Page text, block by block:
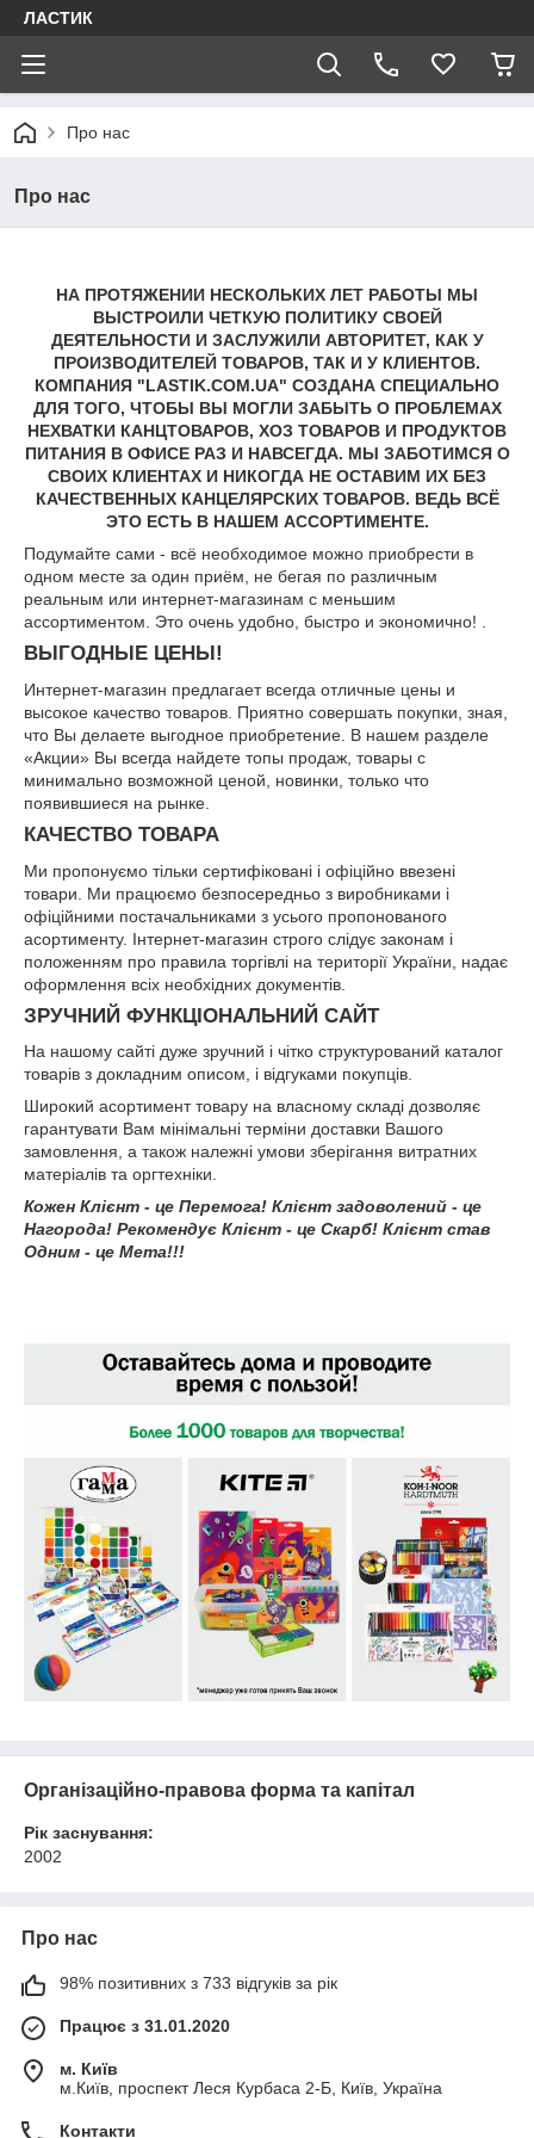
ЛАСТИК
Про нас
Про нас
НА ПРОТЯЖЕНИИ НЕСКОЛЬКИХ ЛЕТ РАБОТЫ МЫ
ВЫСТРОИЛИ ЧЕТКУЮ ПОЛИТИКУ СВОЕЙ
ДЕЯТЕЛЬНОСТИ И ЗАСЛУЖИЛИ АВТОРИТЕТ, КАК У
ПРОИЗВОДИТЕЛЕЙ ТОВАРОВ, ТАК И У КЛИЕНТОВ.
КОМПАНИЯ "LASTIK.COM.UA" СОЗДАНА СПЕЦИАЛЬНО
ДЛЯ ТОГО, ЧТОБЫ ВЫ МОГЛИ ЗАБЫТЬ О ПРОБЛЕМАХ
НЕХВАТКИ КАНЦТОВАРОВ, ХОЗ ТОВАРОВ И ПРОДУКТОВ
ПИТАНИЯ В ОФИСЕ РАЗ И НАВСЕГДА. МЫ ЗАБОТИМСЯ О
СВОИХ КЛИЕНТАХ И НИКОГДА НЕ ОСТАВИМ ИХ БЕЗ
КАЧЕСТВЕННЫХ КАНЦЕЛЯРСКИХ ТОВАРОВ. ВЕДЬ ВСЁ
ЭТО ЕСТЬ В НАШЕМ АССОРТИМЕНТЕ.
Подумайте сами - всё необходимое можно приобрести в
одном месте за один приём, не бегая по различным
реальным или интернет-магазинам с меньшим
ассортиментом. Это очень удобно, быстро и экономично! .
ВЫГОДНЫЕ ЦЕНЫ!
Интернет-магазин предлагает всегда отличные цены и
высокое качество товаров. Приятно совершать покупки, зная,
что Вы делаете выгодное приобретение. В нашем разделе
«Акции» Вы всегда найдете топы продаж, товары с
минимально возможной ценой, новинки, только что
появившиеся на рынке.
КАЧЕСТВО ТОВАРА
Ми пропонуємо тільки сертифіковані і офіційно ввезені
товари. Ми працюємо безпосередньо з виробниками і
офіційними постачальниками з усього пропонованого
асортименту. Інтернет-магазин строго слідує законам і
положенням про правила торгівлі на території України, надає
оформлення всіх необхідних документів.
ЗРУЧНИЙ ФУНКЦІОНАЛЬНИЙ САЙТ
На нашому сайті дуже зручний і чітко структурований каталог
товарів з докладним описом, і відгуками покупців.
Широкий асортимент товару на власному складі дозволяє
гарантувати Вам мінімальні терміни доставки Вашого
замовлення, а також належні умови зберігання витратних
матеріалів та оргтехніки.
Кожен Клієнт - це Перемога! Клієнт задоволений - це
Нагорода! Рекомендує Клієнт - це Скарб! Клієнт став
Одним - це Мета!!!
Організаційно-правова форма та капітал
Рік заснування:
2002
Про нас
98% позитивних з 733 відгуків за рік
Працює з 31.01.2020
м. Київ
м.Київ, проспект Леся Курбаса 2-Б, Київ, Україна
Контакти